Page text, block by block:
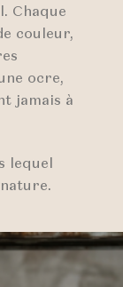
Chaque
couleur,
ocre,
jamais à
lequel